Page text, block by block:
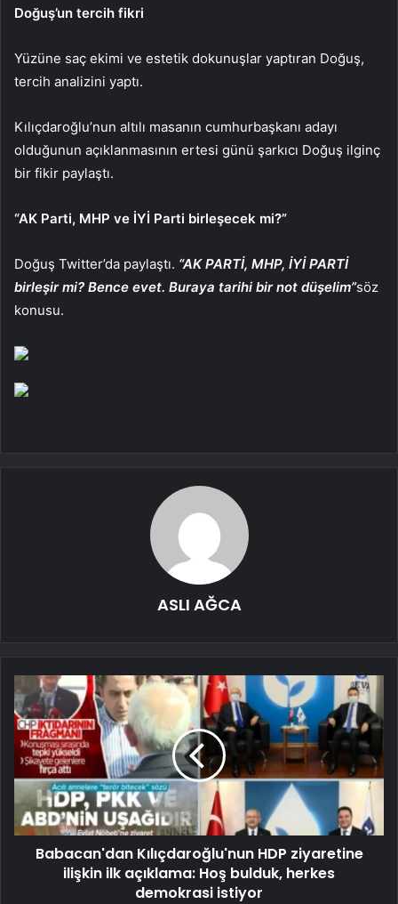
Doğuş’un tercih fikri
Yüzüne saç ekimi ve estetik dokunuşlar yaptıran Doğuş,
tercih analizini yaptı.
Kılıçdaroğlu’nun altılı masanın cumhurbaşkanı adayı
olduğunun açıklanmasının ertesi günü şarkıcı Doğuş ilginç
bir fikir paylaştı.
“AK Parti, MHP ve İYİ Parti birleşecek mi?”
Doğuş Twitter’da paylaştı. “AK PARTİ, MHP, İYİ PARTİ
birleşir mi? Bence evet. Buraya tarihi bir not düşelim”söz
konusu.
ASLI AĞCA
Babacan'dan Kılıçdaroğlu'nun HDP ziyaretine
ilişkin ilk açıklama: Hoş bulduk, herkes
demokrasi istiyor